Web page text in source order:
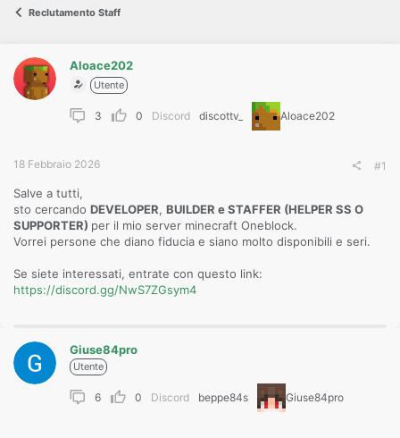
e
Reclutamento Staff
Aloace202
Utente
3 0 Discord discottv_ Aloace202
18 Febbraio 2026 #1
Salve a tutti,
sto cercando DEVELOPER, BUILDER e STAFFER (HELPER SS O
SUPPORTER) per il mio server minecraft Oneblock.
Vorrei persone che diano fiducia e siano molto disponibili e seri.
Se siete interessati, entrate con questo link:
https://discord.gg/NwS7ZGsym4
Giuse84pro
Utente
6 0 Discord beppe84s Giuse84pro